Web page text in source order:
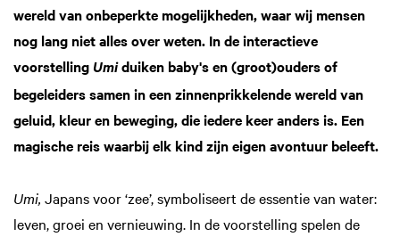
wereld van onbeperkte mogelijkheden, waar wij mensen
nog lang niet alles over weten. In de interactieve
voorstelling Umiduiken baby's en (groot)ouders of
begeleiders samen in een zinnenprikkelende wereld van
geluid, kleur en beweging, die iedere keer anders is. Een
magische reis waarbij elk kind zijn eigen avontuur beleeft.
Umi, Japans voor ‘zee’, symboliseert de essentie van water:
leven, groei en vernieuwing. In de voorstelling spelen de